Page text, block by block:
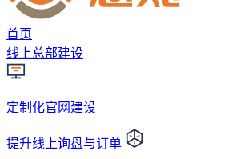
首页
线上总部建设
定制化官网建设
提升线上询盘与订单